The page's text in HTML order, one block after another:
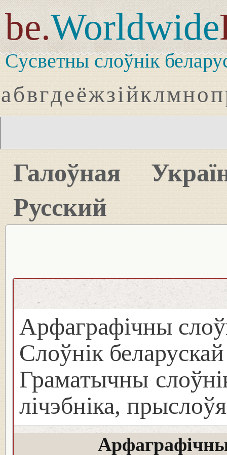
be.Worldwide
Сусветны слоўнік
абвгдеёжзійклмноп
Галоўная
Русский
Арфаграфічны
Слоўнік
Граматычны
лічэбніка, прыслоўя